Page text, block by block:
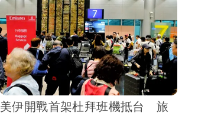
美伊開戰首架杜拜班機抵台 旅